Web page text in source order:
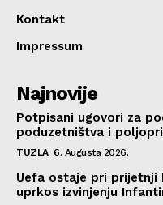
Kontakt
Impressum
Najnovije
Potpisani ugovori za
poduzetništva i
TUZLA 6. Augusta 2026.
Uefa ostaje pri
uprkos izvinjenju